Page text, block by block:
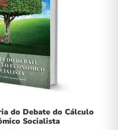
do Debate do Cálculo
Socialista